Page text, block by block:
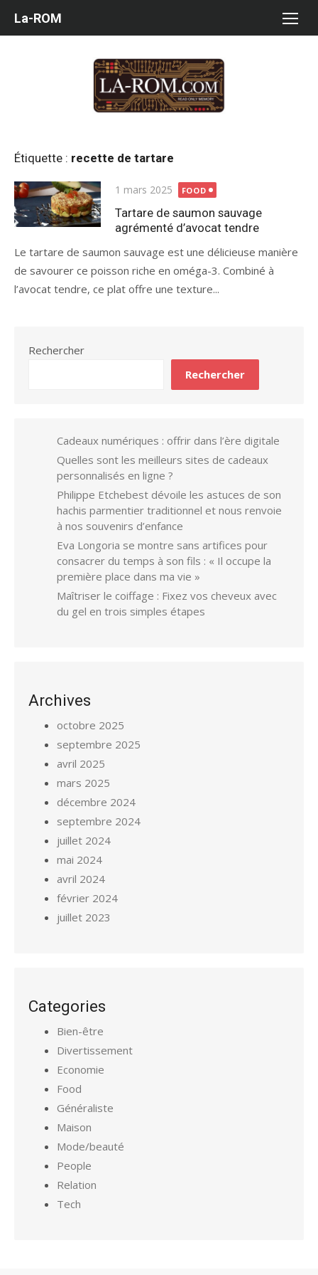
La-ROM
Étiquette : recette de tartare
Publié
le
1 mars 2025 FOOD
Tartare de saumon sauvage
agrémenté d’avocat tendre
Le tartare de saumon sauvage est une délicieuse manière
de savourer ce poisson riche en oméga-3. Combiné à
l’avocat tendre, ce plat offre une texture...
Rechercher
Rechercher
Cadeaux numériques : offrir dans l’ère digitale
Quelles sont les meilleurs sites de cadeaux
personnalisés en ligne ?
Philippe Etchebest dévoile les astuces de son
hachis parmentier traditionnel et nous renvoie
à nos souvenirs d’enfance
Eva Longoria se montre sans artifices pour
consacrer du temps à son fils : « Il occupe la
première place dans ma vie »
Maîtriser le coiffage : Fixez vos cheveux avec
du gel en trois simples étapes
Archives
octobre 2025
septembre 2025
avril 2025
mars 2025
décembre 2024
septembre 2024
juillet 2024
mai 2024
avril 2024
février 2024
juillet 2023
Categories
Bien-être
Divertissement
Economie
Food
Généraliste
Maison
Mode/beauté
People
Relation
Tech